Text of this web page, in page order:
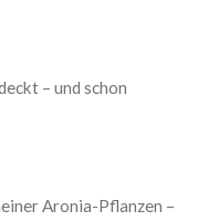
– und schon
Aronia-Pflanzen –